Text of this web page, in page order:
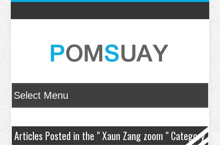
Articles Posted in the " Xaun Zang zoom " Category